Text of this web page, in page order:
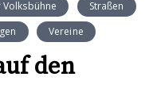
Straßen
Vereine
den